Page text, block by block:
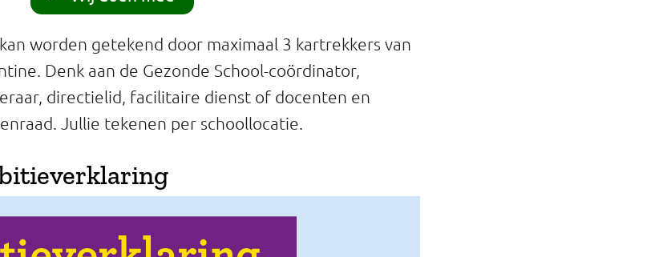
worden getekend door maximaal 3 kartrekkers van
Denk aan de Gezonde School-coördinator,
directielid, facilitaire dienst of docenten en
Jullie tekenen per schoollocatie.